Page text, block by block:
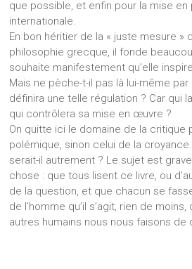
que possible, et enfin pour la mise en
internationale.
En bon héritier de la « juste mesure »
philosophie grecque, il fonde
souhaite manifestement qu’elle
Mais ne pèche-t-il pas là lui-même
définira une telle régulation ? Car qui
qui contrôlera sa mise en œuvre ?
On quitte ici le domaine de la critique
polémique, sinon celui de la
serait-il autrement ? Le sujet est
chose : que tous lisent ce livre, ou
de la question, et que chacun se
de l’homme qu’il s’agit, rien de
autres humains nous nous faisons